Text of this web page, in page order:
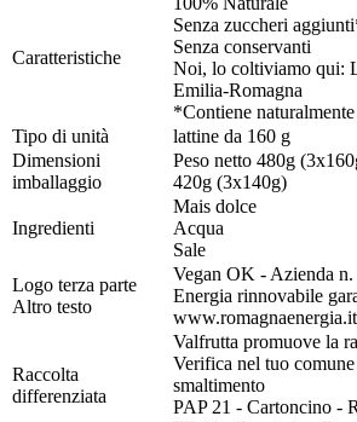
Caratteristiche
Senza zuccheri
Senza conservanti
Noi, lo coltiviamo qui:
Emilia-Romagna
*Contiene
Tipo di unità
lattine da 160 g
Dimensioni
imballaggio
Peso netto 480g
420g (3x140g)
Ingredienti
Mais dolce
Acqua
Sale
Logo terza parte
Altro testo
Vegan OK - Azienda n.
Energia rinnovabile
www.romagnaenergia.it
Raccolta
differenziata
Valfrutta promuove la
Verifica nel tuo
smaltimento
PAP 21 - Cartoncino -